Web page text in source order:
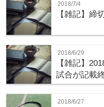
2018/7/4
【雑記】締
2018/6/29
【雑記】
試合が記載
2018/6/27